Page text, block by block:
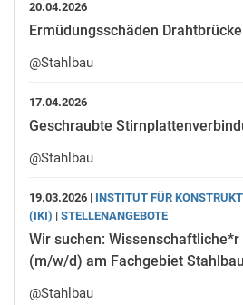
20.04.2026
Ermüdungsschäden
@Stahlbau
17.04.2026
Geschraubte
@Stahlbau
19.03.2026 | INSTITUT FÜR
(IKI) | STELLENANGEBOTE
Wir suchen:
(m/w/d) am Fachgebiet Stahlbau
@Stahlbau